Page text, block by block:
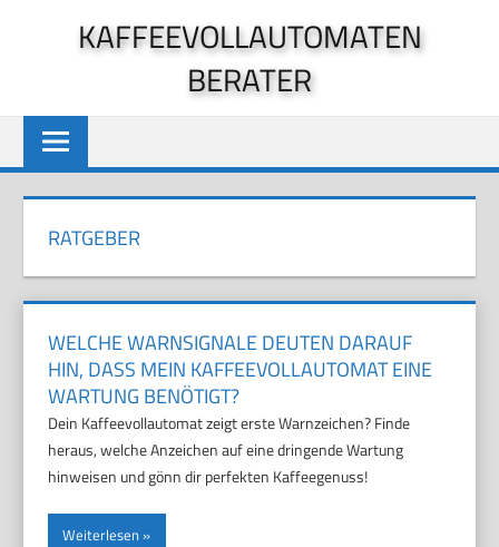
KAFFEEVOLLAUTOMATEN
BERATER
RATGEBER
WELCHE WARNSIGNALE DEUTEN DARAUF
HIN, DASS MEIN KAFFEEVOLLAUTOMAT EINE
WARTUNG BENÖTIGT?
Dein Kaffeevollautomat zeigt erste Warnzeichen? Finde
heraus, welche Anzeichen auf eine dringende Wartung
hinweisen und gönn dir perfekten Kaffeegenuss!
Weiterlesen